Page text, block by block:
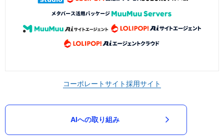
コーポレートサイト採用サイト
AIへの取り組み